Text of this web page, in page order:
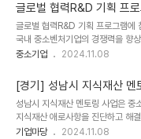
글로벌 협력R&D 기획 프
글로벌 협력R&D 기획 프로그램에
국내 중소벤처기업의 경쟁력을 향
며, 신청기간은 2024년 11월 1일
의사항은 중소기업기술정보진흥
글로벌 협력R&D 기획 프로그램
사업개요24년도「글로벌 협력RGD
업의 글로벌 경쟁력을 강화하기 위
협력R&D 기획프로그램(MI..
중소기업 2024.11.08
[경기] 성남시 지식재산 멘
성남시 지식재산 멘토링 사업은 중
지식재산 애로사항을 진단하고 해
지 지원되며, 성남시 관내 중소기업
기업마당 2024.11.08